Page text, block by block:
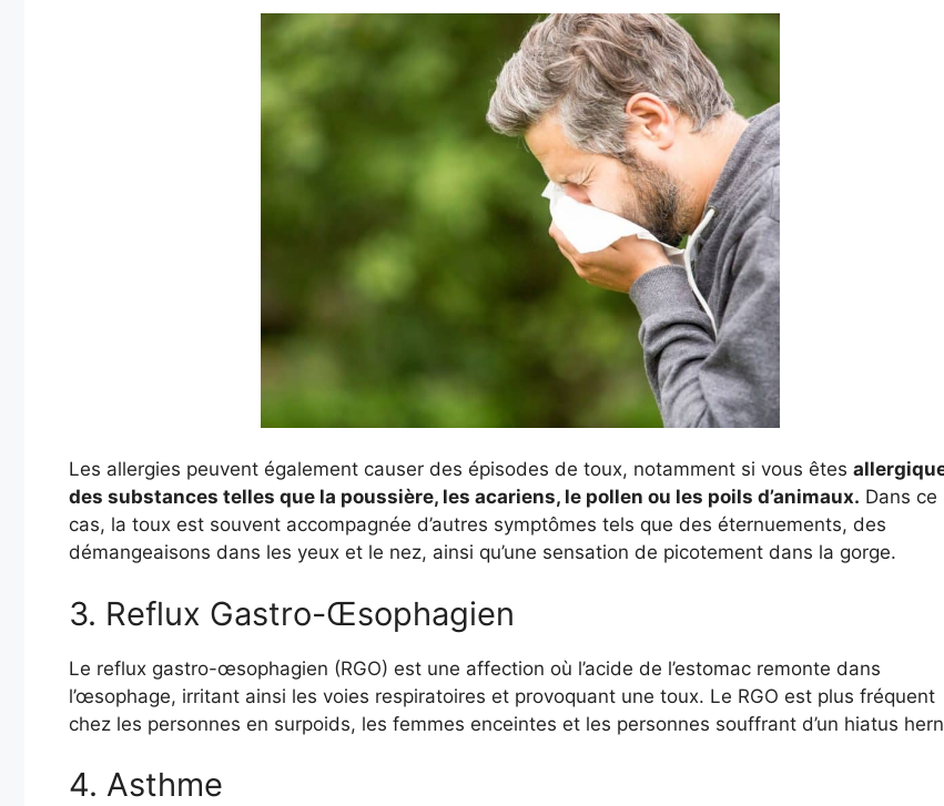
Les allergies peuvent également causer des épisodes de toux, notamment si vous êtes
des substances telles que la poussière, les acariens, le pollen ou les poils d’animaux. Dans ce
cas, la toux est souvent accompagnée d’autres symptômes tels que des éternuements, des
démangeaisons dans les yeux et le nez, ainsi qu’une sensation de picotement dans la gorge.
3. Reflux Gastro-Œsophagien
Le reflux gastro-œsophagien (RGO) est une affection où l’acide de l’estomac remonte dans
l’œsophage, irritant ainsi les voies respiratoires et provoquant une toux. Le RGO est plus fréquent
chez les personnes en surpoids, les femmes enceintes et les personnes souffrant d’un hiatus
4. Asthme